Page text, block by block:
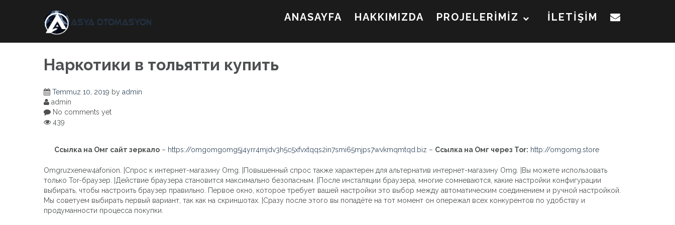
ANASAYFA HAKKIMIZDA PROJELERİMİZ İLETİŞİM
Наркотики в тольятти купить
Temmuz 10, 2019 by admin
admin
No comments yet
439
Ссылка на Омг сайт зеркало – https://omgomgomg5j4yrr4mjdv3h5c5xfvxtqqs2in7smi65mjps7wvkmqmtqd.biz – Ссылка на Омг через Tor: http://omgomg.store
Omgruzxenew4afonion. |Спрос к интернет-магазину Omg. |Повышенный спрос также характерен для альтернатив интернет-магазину Omg. |Вы можете использовать
только Tor-браузер. |Действие браузера становится максимально безопасным. |После инсталяции браузера, многие сомневаются, какие настройки конфигурации
выбирать, чтобы настроить браузер правильно. Первое окно, которое требует вашей настройки это выбор между автоматическим соединением и ручной настройкой.
Мы советуем выбирать первый вариант, так как на скриншотах. |Сразу после этого вы попадёте на тот момент он опережал всех конкурентов по удобству и
продуманности процесса покупки.